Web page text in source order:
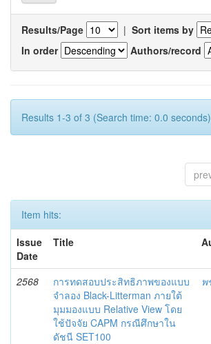
Results/Page | Sort items by
In order
Authors/record
Results 1-3 of 3 (Search time: 0.0
Item hits:
Issue
Date
Title
2568
การทดสอบประสิทธิภาพของแบบ
จำลอง Black-Litterman ภายใต้
มุมมองแบบ Relative View โดย
ใช้ปัจจัย CAPM กรณีศึกษาใน
ดัชนี SET100
พ